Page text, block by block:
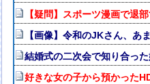
【疑問】スポーツ漫画で退
【画像】令和のJKさん、
結婚式の二次会で知り合っ
好きな女の子から預かった